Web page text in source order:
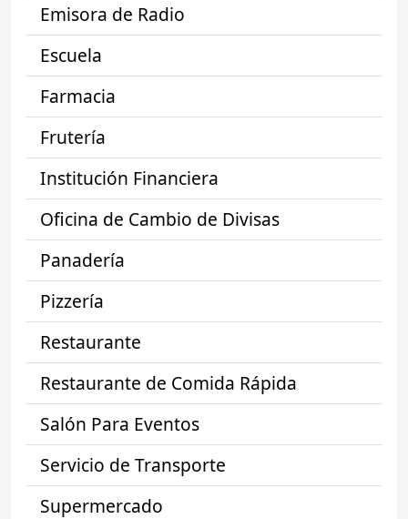
Emisora de Radio
Escuela
Farmacia
Frutería
Institución Financiera
Oficina de Cambio de Divisas
Panadería
Pizzería
Restaurante
Restaurante de Comida Rápida
Salón Para Eventos
Servicio de Transporte
Supermercado